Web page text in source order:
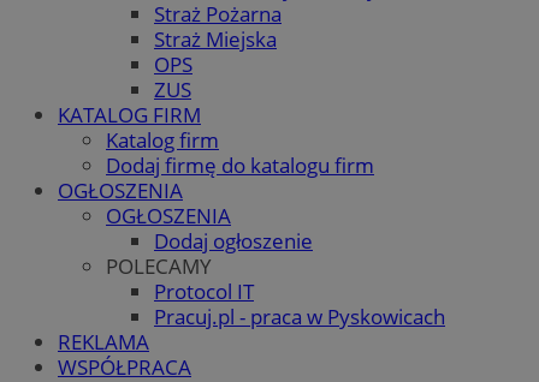
Straż Pożarna
Straż Miejska
OPS
ZUS
KATALOG FIRM
Katalog firm
Dodaj firmę do katalogu firm
OGŁOSZENIA
OGŁOSZENIA
Dodaj ogłoszenie
POLECAMY
Protocol IT
Pracuj.pl - praca w Pyskowicach
REKLAMA
WSPÓŁPRACA